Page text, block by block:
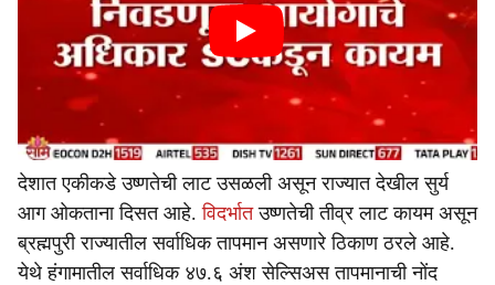
देशात एकीकडे उष्णतेची लाट उसळली असून राज्यात देखील सुर्य
आग ओकताना दिसत आहे.विदर्भातउष्णतेची तीव्र लाट कायम असून
ब्रह्मपुरी राज्यातील सर्वाधिक तापमान असणारे ठिकाण ठरले आहे.
येथे हंगामातील सर्वाधिक ४७.६ अंश सेल्सिअस तापमानाची नोंद